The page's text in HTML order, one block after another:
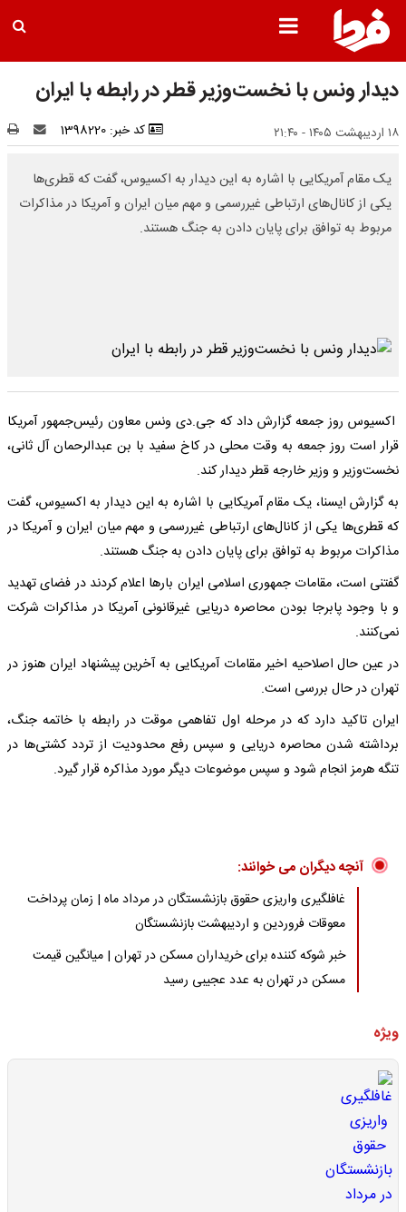
دیدار ونس با نخست‌وزیر قطر در رابطه با ایران
۱۸ اردیبهشت ۱۴۰۵ - ۲۱:۴۰ کد خبر: 1398220
یک مقام آمریکایی با اشاره به این دیدار به اکسیوس، گفت که قطری‌ها
یکی از کانال‌های ارتباطی غیررسمی و مهم میان ایران و آمریکا در مذاکرات
مربوط به توافق برای پایان دادن به جنگ هستند.
اکسیوس روز جمعه گزارش داد که جی.دی ونس معاون رئیس‌جمهور آمریکا
قرار است روز جمعه به وقت محلی در کاخ سفید با بن عبدالرحمان آل ثانی،
نخست‌وزیر و وزیر خارجه قطر دیدار کند.
به گزارش ایسنا، یک مقام آمریکایی با اشاره به این دیدار به اکسیوس، گفت
که قطری‌ها یکی از کانال‌های ارتباطی غیررسمی و مهم میان ایران و آمریکا در
مذاکرات مربوط به توافق برای پایان دادن به جنگ هستند.
گفتنی است، مقامات جمهوری اسلامی ایران بارها اعلام کردند در فضای تهدید
و با وجود پابرجا بودن محاصره دریایی غیرقانونی آمریکا در مذاکرات شرکت
نمی‌کنند.
در عین حال اصلاحیه اخیر مقامات آمریکایی به آخرین پیشنهاد ایران هنوز در
تهران در حال بررسی است.
ایران تاکید دارد که در مرحله اول تفاهمی موقت در رابطه با خاتمه جنگ،
برداشته شدن محاصره دریایی و سپس رفع محدودیت از تردد کشتی‌ها در
تنگه هرمز انجام شود و سپس موضوعات دیگر مورد مذاکره قرار گیرد.
آنچه دیگران می خوانند:
غافلگیری واریزی حقوق بازنشستگان در مرداد ماه | زمان پرداخت
معوقات فروردین و اردیبهشت بازنشستگان
خبر شوکه کننده برای خریداران مسکن در تهران | میانگین قیمت
مسکن در تهران به عدد عجیبی رسید
ویژه